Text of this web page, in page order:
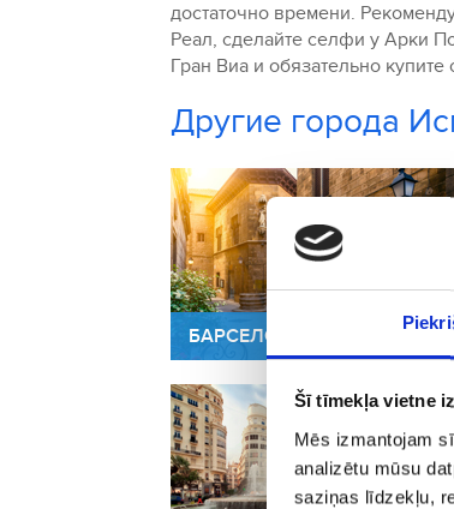
Šī tīmekļa vietne
Mēs izmantojam
analizētu mūsu
saziņas līdzekļu,
достаточно времени.
Реал, сделайте селфи у Арки
Гран Виа и обязательно
Другие города
БАРСЕЛОНА